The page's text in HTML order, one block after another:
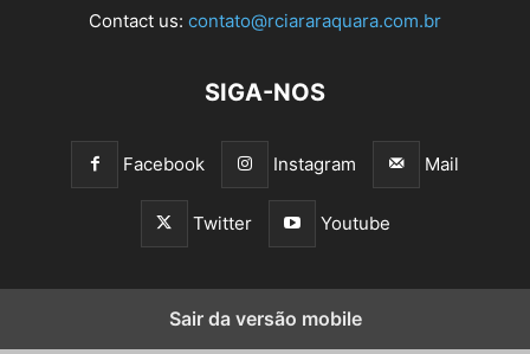
Contact us: contato@rciararaquara.com.br
SIGA-NOS
Facebook Instagram Mail
Twitter Youtube
Sair da versão mobile